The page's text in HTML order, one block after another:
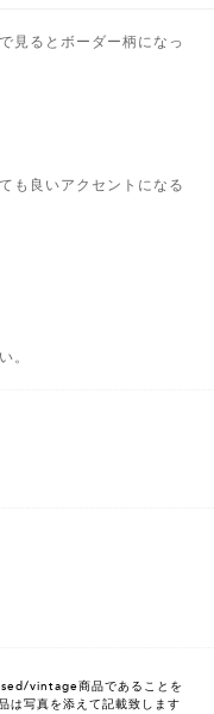
見るとボーダー柄になっ
も良いアクセントになる
。
vintage商品であることを
は写真を添えて記載致します